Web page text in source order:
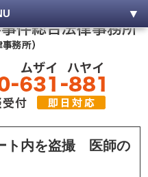
ト内を盗撮 医師の